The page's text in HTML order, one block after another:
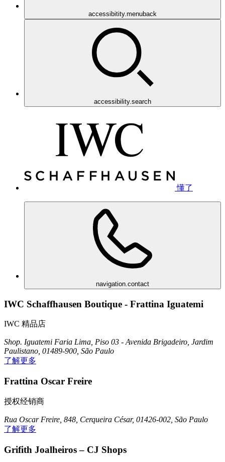
accessibitity.menuback
accessibility.search
懂了
navigation.contact
IWC Schaffhausen Boutique - Frattina Iguatemi
IWC 精品店
Shop. Iguatemi Faria Lima, Piso 03 - Avenida Brigadeiro, Jardim
Paulistano, 01489-900, São Paulo
了解更多
Frattina Oscar Freire
授权经销商
Rua Oscar Freire, 848, Cerqueira César, 01426-002, São Paulo
了解更多
Grifith Joalheiros – CJ Shops